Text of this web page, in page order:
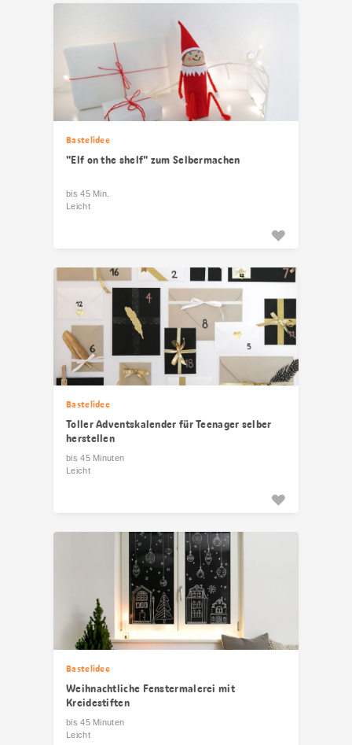
Bastelidee
"Elf on the shelf" zum Selbermachen
bis 45 Min.
Leicht
Bastelidee
Toller Adventskalender für Teenager selber
herstellen
bis 45 Minuten
Leicht
Bastelidee
Weihnachtliche Fenstermalerei mit
Kreidestiften
bis 45 Minuten
Leicht